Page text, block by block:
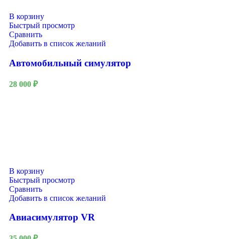
В корзину
Быстрый просмотр
Сравнить
Добавить в список желаний
Автомобильный симулятор
28 000 ₽
В корзину
Быстрый просмотр
Сравнить
Добавить в список желаний
Авиасимулятор VR